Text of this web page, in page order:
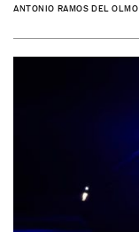
ANTONIO RAMOS DEL OLMO